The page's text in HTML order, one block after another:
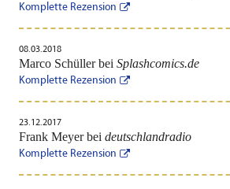
Komplette Rezension
08.03.2018
Marco Schüller bei Splashcomics.de
Komplette Rezension
23.12.2017
Frank Meyer bei deutschlandradio
Komplette Rezension